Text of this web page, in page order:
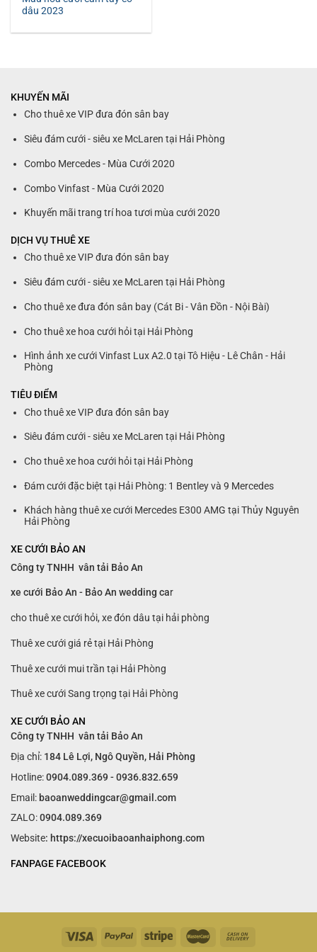
dâu 2023
KHUYẾN MÃI
Cho thuê xe VIP đưa đón sân bay
Siêu đám cưới - siêu xe McLaren tại Hải Phòng
Combo Mercedes - Mùa Cưới 2020
Combo Vinfast - Mùa Cưới 2020
Khuyến mãi trang trí hoa tươi mùa cưới 2020
DỊCH VỤ THUÊ XE
Cho thuê xe VIP đưa đón sân bay
Siêu đám cưới - siêu xe McLaren tại Hải Phòng
Cho thuê xe đưa đón sân bay (Cát Bi - Vân Đồn - Nội Bài)
Cho thuê xe hoa cưới hỏi tại Hải Phòng
Hình ảnh xe cưới Vinfast Lux A2.0 tại Tô Hiệu - Lê Chân - Hải
Phòng
TIÊU ĐIỂM
Cho thuê xe VIP đưa đón sân bay
Siêu đám cưới - siêu xe McLaren tại Hải Phòng
Cho thuê xe hoa cưới hỏi tại Hải Phòng
Đám cưới đặc biệt tại Hải Phòng: 1 Bentley và 9 Mercedes
Khách hàng thuê xe cưới Mercedes E300 AMG tại Thủy Nguyên
Hải Phòng
XE CƯỚI BẢO AN
Công ty TNHH vân tải Bảo An
xe cưới Bảo An - Bảo An wedding car
cho thuê xe cưới hỏi, xe đón dâu tại hải phòng
Thuê xe cưới giá rẻ tại Hải Phòng
Thuê xe cưới mui trần tại Hải Phòng
Thuê xe cưới Sang trọng tại Hải Phòng
XE CƯỚI BẢO AN
Công ty TNHH vân tải Bảo An
Địa chỉ: 184 Lê Lợi, Ngô Quyền, Hải Phòng
Hotline:0904.089.369 - 0936.832.659
Email: baoanweddingcar@gmail.com
ZALO:0904.089.369
Website: https://xecuoibaoanhaiphong.com
FANPAGE FACEBOOK